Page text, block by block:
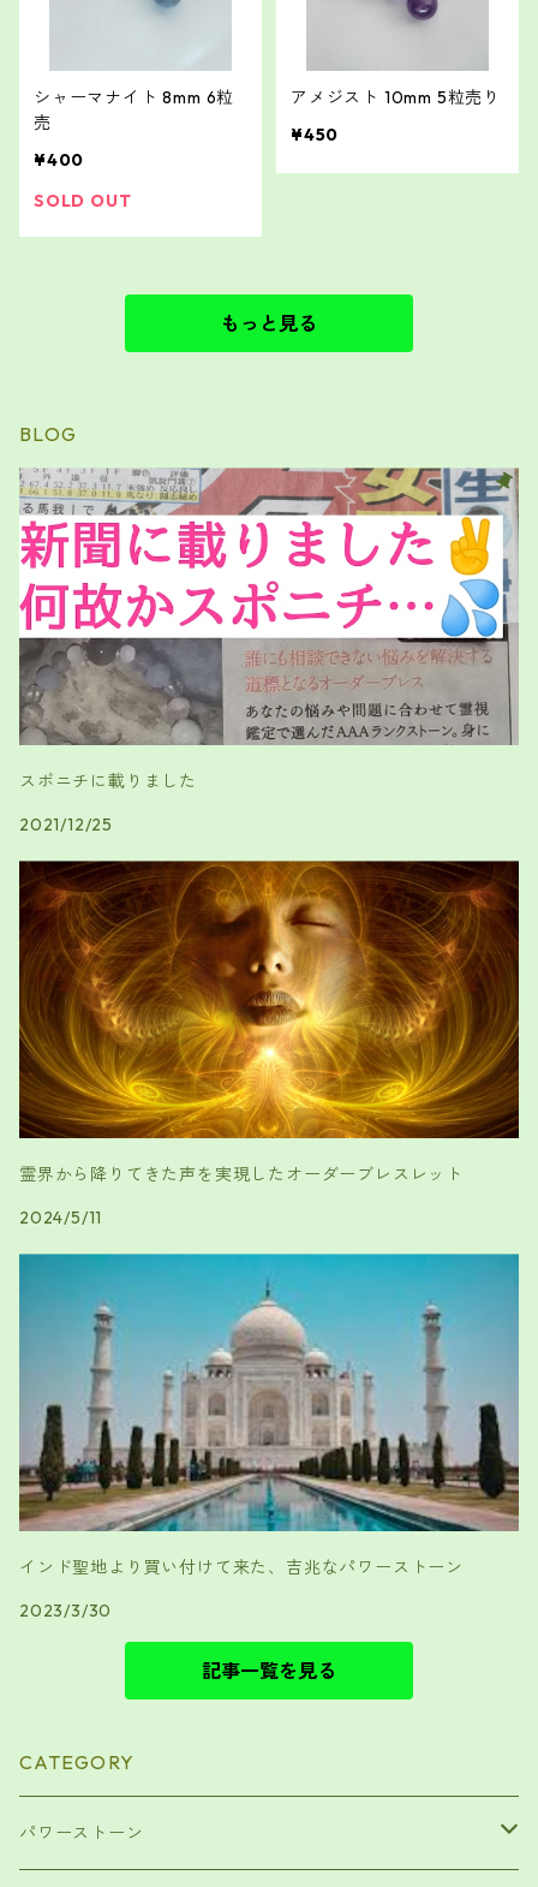
シャーマナイト 8mm 6粒
売
¥400
SOLD OUT
アメジスト 10mm 5粒売り
¥450
もっと見る
BLOG
スポニチに載りました
2021/12/25
霊界から降りてきた声を実現したオーダーブレスレット
2024/5/11
インド聖地より買い付けて来た、吉兆なパワーストーン
2023/3/30
記事一覧を見る
CATEGORY
パワーストーン